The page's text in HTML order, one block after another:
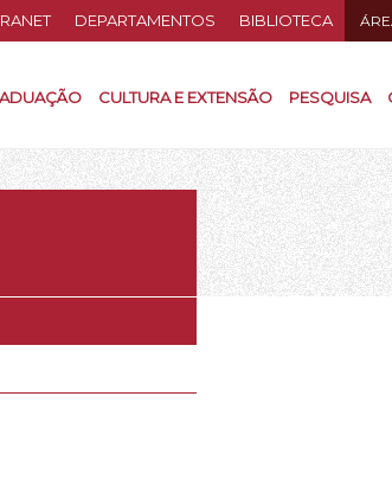
DEPARTAMENTOS BIBLIOTECA
CULTURA E EXTENSÃO PESQUISA